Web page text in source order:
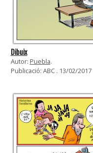
Dibuix
Autor: Puebla.
Publicació: ABC . 13/02/2017